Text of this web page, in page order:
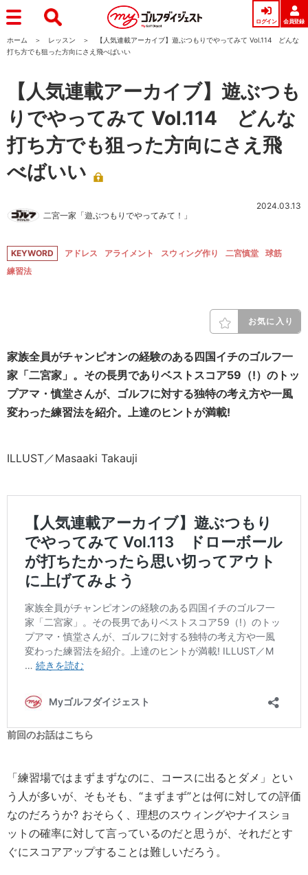
ログイン 会員登録
ホーム レッスン
【人気連載アーカイブ】遊ぶつもりでやってみて Vol.114 どんな
打ち方でも狙った方向にさえ飛べばいい
【人気連載アーカイブ】遊ぶつも
りでやってみて Vol.114 どんな
打ち方でも狙った方向にさえ飛
べばいい
二宮一家「遊ぶつもりでやってみて！」
2024.03.13
KEYWORD アドレス アライメント スウィング作り 二宮慎堂
球筋
練習法
お気に入り
家族全員がチャンピオンの経験のある四国イチのゴルフ一
家「二宮家」。その長男でありベストスコア59（!）のトッ
プアマ・慎堂さんが、ゴルフに対する独特の考え方や一風
変わった練習法を紹介。上達のヒントが満載!
ILLUST／Masaaki Takauji
前回のお話はこちら
「練習場ではまずまずなのに、コースに出るとダメ」とい
う人が多いが、そもそも、“まずまず”とは何に対しての評価
なのだろうか? おそらく、理想のスウィングやナイスショ
ットの確率に対して言っているのだと思うが、それだとす
ぐにスコアアップすることは難しいだろう。